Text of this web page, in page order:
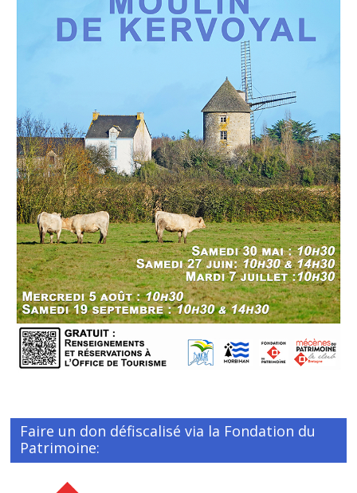
Faire un don défiscalisé via la Fondation du
Patrimoine: